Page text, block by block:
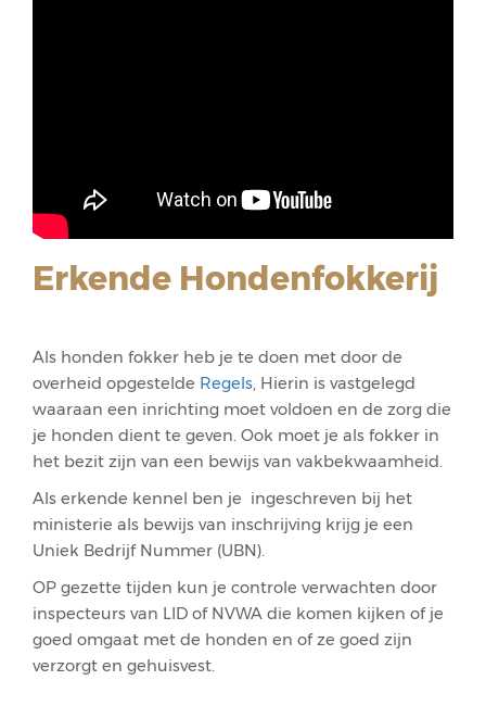
Erkende Hondenfokkerij
Als honden fokker heb je te doen met door de
overheid opgestelde Regels, Hierin is vastgelegd
waaraan een inrichting moet voldoen en de zorg die
je honden dient te geven. Ook moet je als fokker in
het bezit zijn van een bewijs van vakbekwaamheid.
Als erkende kennel ben je ingeschreven bij het
ministerie als bewijs van inschrijving krijg je een
Uniek Bedrijf Nummer (UBN).
OP gezette tijden kun je controle verwachten door
inspecteurs van LID of NVWA die komen kijken of je
goed omgaat met de honden en of ze goed zijn
verzorgt en gehuisvest.